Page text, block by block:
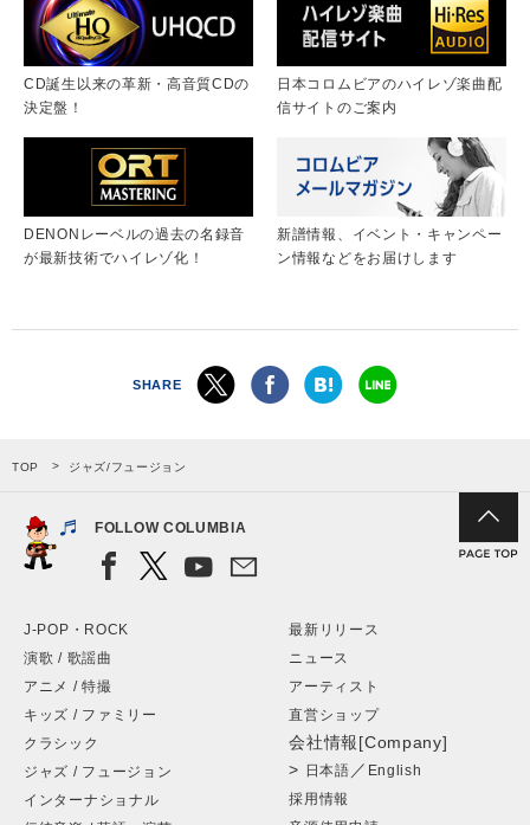
CD誕生以来の革新・高音質CDの
決定盤！
日本コロムビアのハイレゾ楽曲配
信サイトのご案内
DENONレーベルの過去の名録音
が最新技術でハイレゾ化！
新譜情報、イベント・キャンペー
ン情報などをお届けします
SHARE
TOP ジャズ/フュージョン
FOLLOW COLUMBIA
J-POP・ROCK
演歌 / 歌謡曲
アニメ / 特撮
キッズ / ファミリー
クラシック
ジャズ / フュージョン
インターナショナル
最新リリース
ニュース
アーティスト
直営ショップ
会社情報[Company]
> 日本語 ／ English
採用情報